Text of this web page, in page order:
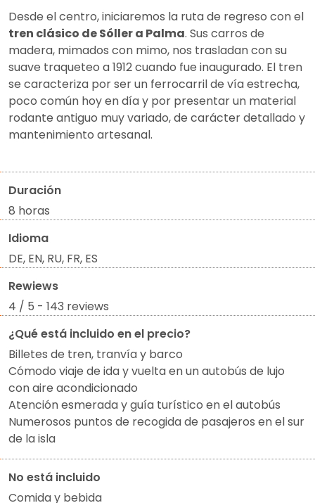
Desde el centro, iniciaremos la ruta de regreso con el
tren clásico de Sóller a Palma. Sus carros de
madera, mimados con mimo, nos trasladan con su
suave traqueteo a 1912 cuando fue inaugurado. El tren
se caracteriza por ser un ferrocarril de vía estrecha,
poco común hoy en día y por presentar un material
rodante antiguo muy variado, de carácter detallado y
mantenimiento artesanal.
Duración
8 horas
Idioma
DE, EN, RU, FR, ES
Rewiews
4 / 5 - 143 reviews
¿Qué está incluido en el precio?
Billetes de tren, tranvía y barco
Cómodo viaje de ida y vuelta en un autobús de lujo
con aire acondicionado
Atención esmerada y guía turístico en el autobús
Numerosos puntos de recogida de pasajeros en el sur
de la isla
No está incluido
Comida y bebida